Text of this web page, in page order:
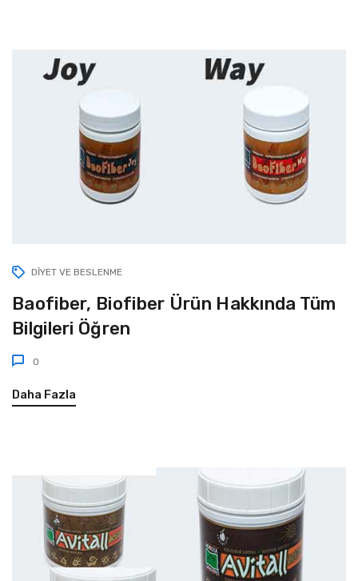
DIYET VE BESLENME
Baofiber, Biofiber Ürün Hakkında Tüm
Bilgileri Öğren
0
Daha Fazla